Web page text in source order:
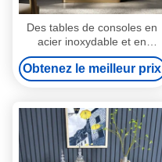
Des tables de consoles en
acier inoxydable et en
marbre sophistiquées pour
les maisons modernes
Obtenez le meilleur prix